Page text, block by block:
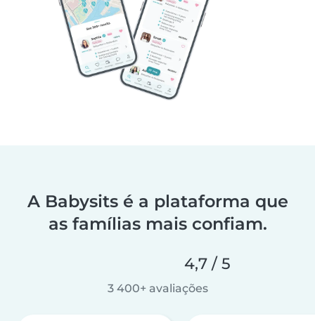
A Babysits é a plataforma que
as famílias mais confiam.
4,7 / 5
3 400+ avaliações